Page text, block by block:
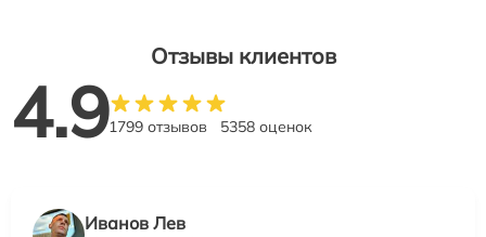
Отзывы клиентов
4.91799 отзывов 5358 оценок
Иванов Лев